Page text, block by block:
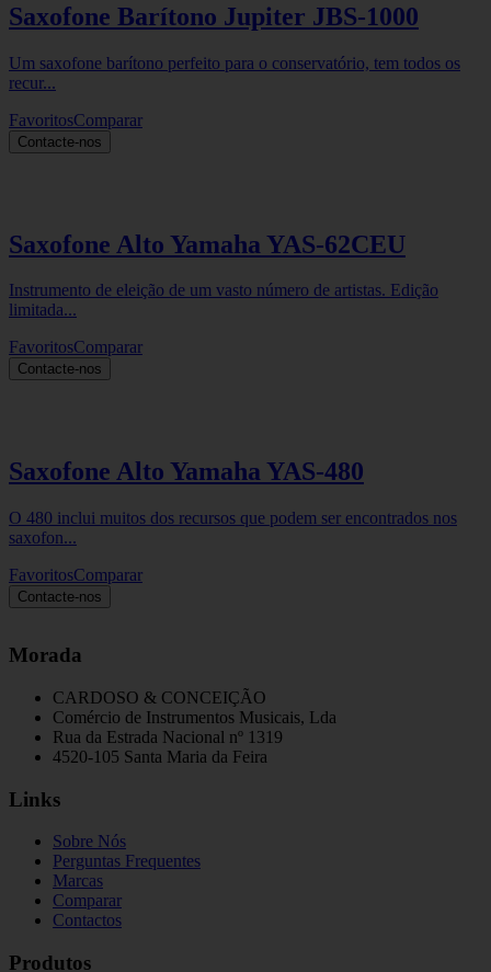
Saxofone Barítono Jupiter JBS-1000
Um saxofone barítono perfeito para o conservatório, tem todos os
recur...
FavoritosComparar
Contacte-nos
Saxofone Alto Yamaha YAS-62CEU
Instrumento de eleição de um vasto número de artistas. Edição
limitada...
FavoritosComparar
Contacte-nos
Saxofone Alto Yamaha YAS-480
O 480 inclui muitos dos recursos que podem ser encontrados nos
saxofon...
FavoritosComparar
Contacte-nos
Morada
CARDOSO & CONCEIÇÃO
Comércio de Instrumentos Musicais, Lda
Rua da Estrada Nacional nº 1319
4520-105 Santa Maria da Feira
Links
Sobre Nós
Perguntas Frequentes
Marcas
Comparar
Contactos
Produtos